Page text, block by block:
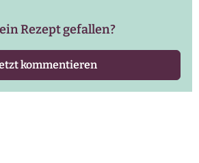
Rezept gefallen?
kommentieren